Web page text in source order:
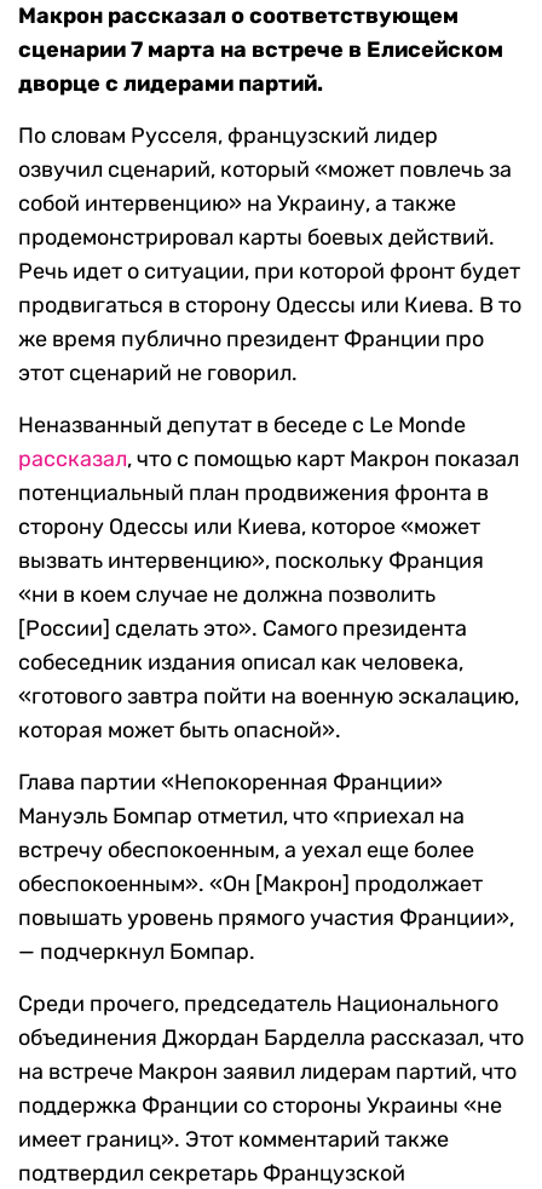
Макрон рассказал о соответствующем
сценарии 7 марта на встрече в Елисейском
дворце с лидерами партий.
По словам Русселя, французский лидер
озвучил сценарий, который «может повлечь за
собой интервенцию» на Украину, а также
продемонстрировал карты боевых действий.
Речь идет о ситуации, при которой фронт будет
продвигаться в сторону Одессы или Киева. В то
же время публично президент Франции про
этот сценарий не говорил.
Неназванный депутат в беседе с Le Monde
рассказал, что с помощью карт Макрон показал
потенциальный план продвижения фронта в
сторону Одессы или Киева, которое «может
вызвать интервенцию», поскольку Франция
«ни в коем случае не должна позволить
[России] сделать это». Самого президента
собеседник издания описал как человека,
«готового завтра пойти на военную эскалацию,
которая может быть опасной».
Глава партии «Непокоренная Франции»
Мануэль Бомпар отметил, что «приехал на
встречу обеспокоенным, а уехал еще более
обеспокоенным». «Он [Макрон] продолжает
повышать уровень прямого участия Франции»,
— подчеркнул Бомпар.
Среди прочего, председатель Национального
объединения Джордан Барделла рассказал, что
на встрече Макрон заявил лидерам партий, что
поддержка Франции со стороны Украины «не
имеет границ». Этот комментарий также
подтвердил секретарь Французской